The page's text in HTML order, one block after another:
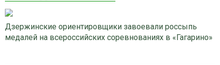
Дзержинские ориентировщики завоевали россыпь
медалей на всероссийских соревнованиях в «Гагарино»